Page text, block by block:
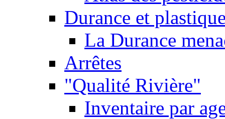
Durance et
La Durance
Arrêtes
"Qualité Rivière"
Inventaire par